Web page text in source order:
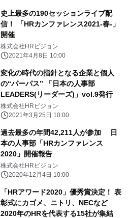
史上最多の190セッションライブ配
信！ 「HRカンファレンス2021-春-」
開催
株式会社HRビジョン
2021年4月8日 10:00
変化の時代の指針となる企業と個人
の“パーパス” 「日本の人事部
LEADERS(リーダーズ)」vol.9発行
株式会社HRビジョン
2021年3月25日 10:00
過去最多の年間42,211人が参加 日
本の人事部「HRカンファレンス
2020」開催報告
株式会社HRビジョン
2020年12月4日 10:00
「HRアワード2020」優秀賞決定！ 表
彰式にカゴメ、ニトリ、NECなど
2020年のHRを代表する15社が集結